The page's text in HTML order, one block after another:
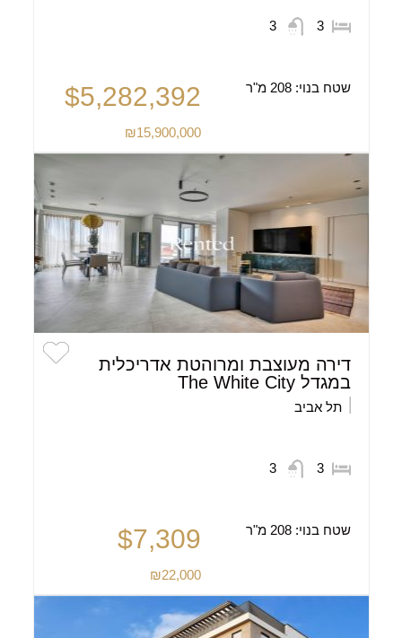
3
3
שטח בנוי:208 מ"ר $5,282,392
₪15,900,000
דירה מעוצבת ומרוהטת אדריכלית
במגדל The White City
תל אביב
3
3
שטח בנוי:208 מ"ר $7,309
₪22,000